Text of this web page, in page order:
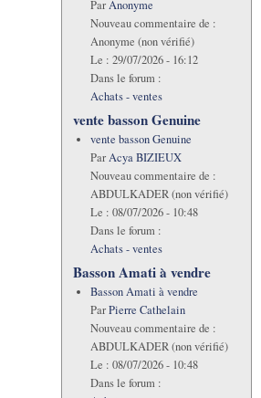
ParAnonyme
Nouveau commentaire de :
Anonyme (non vérifié)
Le : 29/07/2026 - 16:12
Dans le forum :
Achats - ventes
vente basson Genuine
vente basson Genuine
ParAcya BIZIEUX
Nouveau commentaire de :
ABDULKADER (non vérifié)
Le : 08/07/2026 - 10:48
Dans le forum :
Achats - ventes
Basson Amati à vendre
Basson Amati à vendre
ParPierre Cathelain
Nouveau commentaire de :
ABDULKADER (non vérifié)
Le : 08/07/2026 - 10:48
Dans le forum :